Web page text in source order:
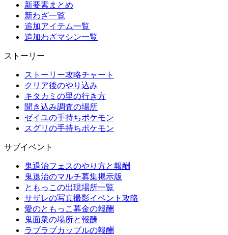
新要素まとめ
新わざ一覧
追加アイテム一覧
追加わざマシン一覧
ストーリー
ストーリー攻略チャート
クリア後のやり込み
キタカミの里の行き方
聞き込み調査の場所
ゼイユの手持ちポケモン
スグリの手持ちポケモン
サブイベント
鬼退治フェスのやり方と報酬
鬼退治のマルチ募集掲示版
ともっこの出現場所一覧
サザレの写真撮影イベント攻略
愛のともっこ募金の報酬
鬼面衆の場所と報酬
ラブラブカップルの報酬